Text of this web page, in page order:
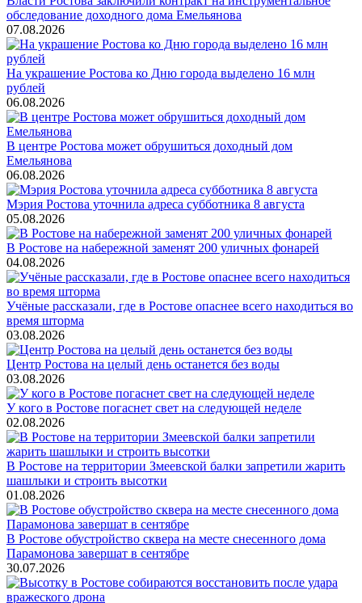
обследование доходного дома Емельянова
07.08.2026
На украшение Ростова ко Дню города выделено 16 млн
рублей
06.08.2026
В центре Ростова может обрушиться доходный дом
Емельянова
06.08.2026
Мэрия Ростова уточнила адреса субботника 8 августа
05.08.2026
В Ростове на набережной заменят 200 уличных фонарей
04.08.2026
Учёные рассказали, где в Ростове опаснее всего находиться во
время шторма
03.08.2026
Центр Ростова на целый день останется без воды
03.08.2026
У кого в Ростове погаснет свет на следующей неделе
02.08.2026
В Ростове на территории Змеевской балки запретили жарить
шашлыки и строить высотки
01.08.2026
В Ростове обустройство сквера на месте снесенного дома
Парамонова завершат в сентябре
30.07.2026